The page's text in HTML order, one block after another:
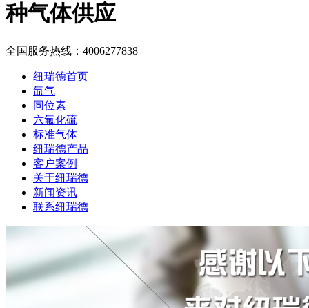
种气体供应
全国服务热线： 4006277838
纽瑞德首页
氙气
同位素
六氟化硫
标准气体
纽瑞德产品
客户案例
关于纽瑞德
新闻资讯
联系纽瑞德